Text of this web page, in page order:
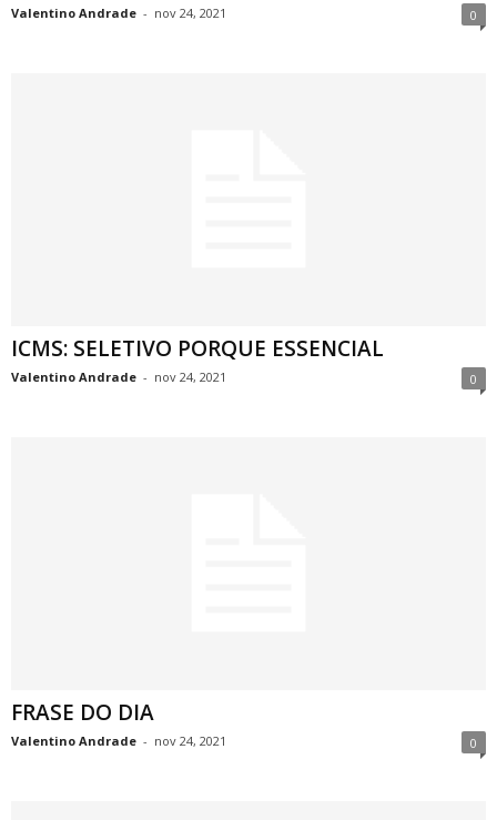
Valentino Andrade - nov 24, 2021 0
ICMS: SELETIVO PORQUE ESSENCIAL
Valentino Andrade - nov 24, 2021 0
FRASE DO DIA
Valentino Andrade - nov 24, 2021 0